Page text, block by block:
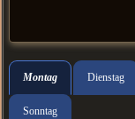
Montag Dienstag
Sonntag